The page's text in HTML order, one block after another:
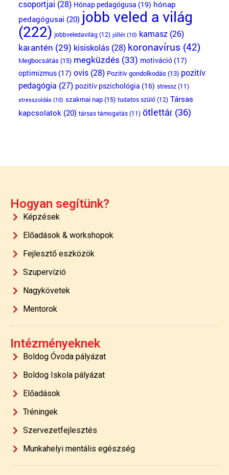
csoportjai (28) Hónap pedagógusa (19) hónap
pedagógusai (20) jobb veled a világ
(222) jobbveledavilág (12) jóllét(10) kamasz(26)
karantén (29) kisiskolás(28) koronavírus (42)
Megbocsátás (15) megküzdés (33) motiváció(17)
optimizmus(17) ovis(28) Pozitív gondolkodás (13) pozitív
pedagógia (27) pozitív pszichológia (16) stressz(11)
stresszoldás(10) szakmai nap(15) tudatos szülő(12) Társas
kapcsolatok(20) társas támogatás(11) ötlettár(36)
Hogyan segítünk?
Képzések
Előadások & workshopok
Fejlesztő eszközök
Szupervízió
Nagykövetek
Mentorok
Intézményeknek
Boldog Óvoda pályázat
Boldog Iskola pályázat
Előadások
Tréningek
Szervezetfejlesztés
Munkahelyi mentális egészség